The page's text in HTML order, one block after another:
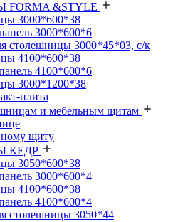
&STYLE
3000*600*38
3000*600*6
столешницы 3000*45*03, с/к
4100*600*38
4100*600*6
3000*1200*38
плита
и мебельным щитам
щиту
КЕДР
3050*600*38
3000*600*4
4100*600*38
4100*600*4
столешницы 3050*44